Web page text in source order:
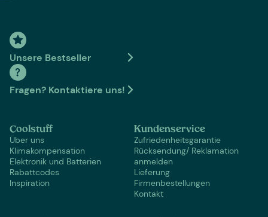
Unsere Bestseller
Fragen? Kontaktiere uns!
Coolstuff
Über uns
Klimakompensation
Elektronik und Batterien
Rabattcodes
Inspiration
Kundenservice
Zufriedenheitsgarantie
Rücksendung/ Reklamation
anmelden
Lieferung
Firmenbestellungen
Kontakt